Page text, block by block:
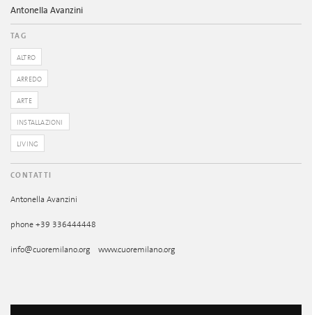
Antonella Avanzini
TAG
ALTRO
ARREDO
ARTE
INSTALLAZIONI
LIVING
CONTATTI
Antonella Avanzini
phone +39 336444448
info@cuoremilano.org www.cuoremilano.org